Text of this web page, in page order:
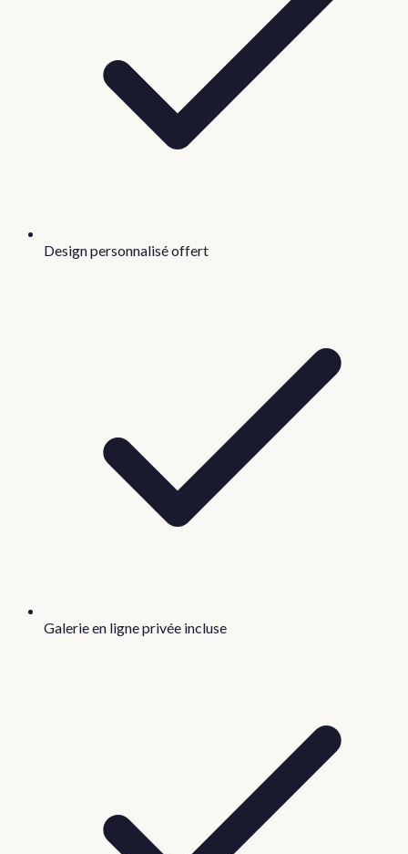
Design personnalisé offert
Galerie en ligne privée incluse